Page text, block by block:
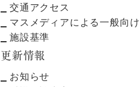
交通アクセス
マスメディアによる一般向
施設基準
更新情報
お知らせ